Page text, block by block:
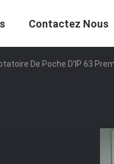
Contactez Nous
De Poche D'IP 63